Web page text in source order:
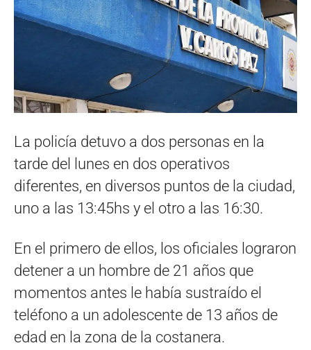
La policía detuvo a dos personas en la
tarde del lunes en dos operativos
diferentes, en diversos puntos de la ciudad,
uno a las 13:45hs y el otro a las 16:30.
En el primero de ellos, los oficiales lograron
detener a un hombre de 21 años que
momentos antes le había sustraído el
teléfono a un adolescente de 13 años de
edad en la zona de la costanera.